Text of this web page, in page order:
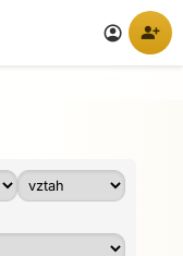
account_circle person_add